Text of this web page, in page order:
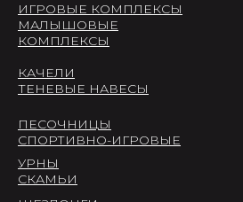
ИГРОВЫЕ КОМПЛЕКСЫ
МАЛЫШОВЫЕ
КОМПЛЕКСЫ
КАЧЕЛИ
ТЕНЕВЫЕ НАВЕСЫ
ПЕСОЧНИЦЫ
СПОРТИВНО-ИГРОВЫЕ
УРНЫ
СКАМЬИ